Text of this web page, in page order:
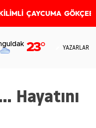
ÇAYCUMA
23° YAZARLAR
Hayatını